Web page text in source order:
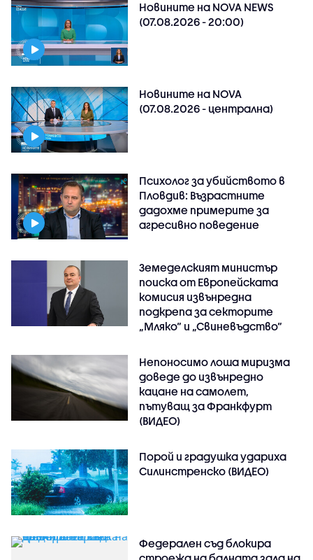
Новините на NOVA NEWS
(07.08.2026 - 20:00)
Новините на NOVA
(07.08.2026 - централна)
Психолог за убийството в
Пловдив: Възрастните
дадохме примерите за
агресивно поведение
Земеделският министър
поиска от Европейската
комисия извънредна
подкрепа за секторите
„Мляко“ и „Свиневъдство“
Непоносимо лоша миризма
доведе до извънредно
кацане на самолет,
пътуващ за Франкфурт
(ВИДЕО)
Порой и градушка удариха
Силинстренско (ВИДЕО)
Федерален съд блокира